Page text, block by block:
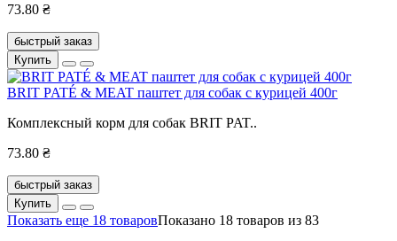
73.80 ₴
быстрый заказ
Купить
BRIT PATÉ & MEAT паштет для собак с курицей 400г
Комплексный корм для собак BRIT PAT..
73.80 ₴
быстрый заказ
Купить
Показать еще 18 товаровПоказано 18 товаров из 83